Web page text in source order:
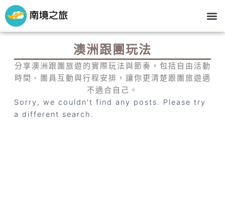
至
主
澳洲跟團玩法
分享澳洲跟團旅遊的實際玩法與節奏，包括自由活動
時間、團員互動與行程安排，讓你更清楚跟團旅遊適
不適合自己。
Sorry, we couldn't find any posts. Please try
a different search.